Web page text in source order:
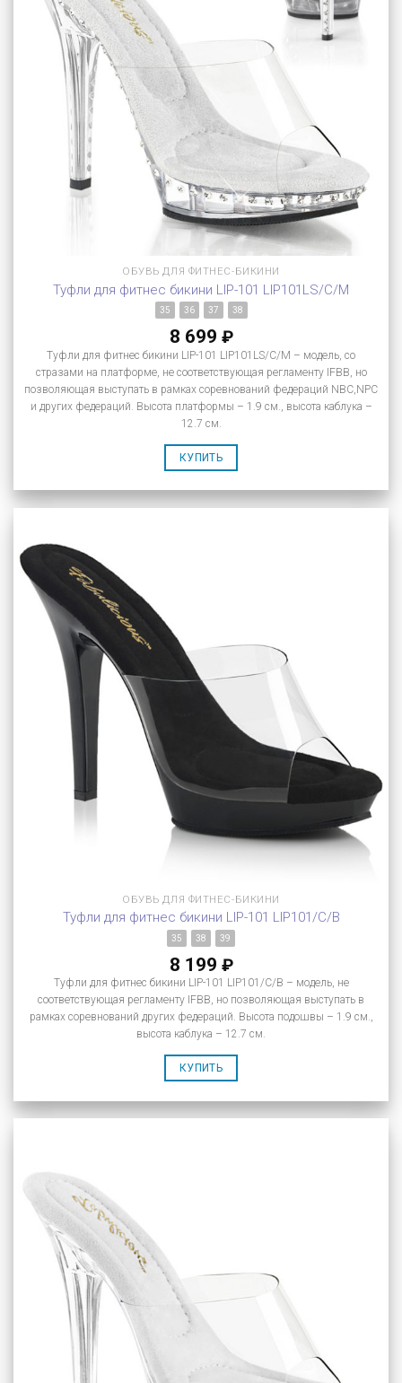
ОБУВЬ ДЛЯ ФИТНЕС-БИКИНИ
Туфли для фитнес бикини LIP-101 LIP101LS/C/M
35 36 37 38
8 699 ₽
Туфли для фитнес бикини LIP-101 LIP101LS/C/M – модель, со
стразами на платформе, не соответствующая регламенту IFBB, но
позволяющая выступать в рамках соревнований федераций NBC,NPC
и других федераций. Высота платформы – 1.9 см., высота каблука –
12.7 см.
КУПИТЬ
ОБУВЬ ДЛЯ ФИТНЕС-БИКИНИ
Туфли для фитнес бикини LIP-101 LIP101/C/B
35 38 39
8 199 ₽
Туфли для фитнес бикини LIP-101 LIP101/C/B – модель, не
соответствующая регламенту IFBB, но позволяющая выступать в
рамках соревнований других федераций. Высота подошвы – 1.9 см.,
высота каблука – 12.7 см.
КУПИТЬ